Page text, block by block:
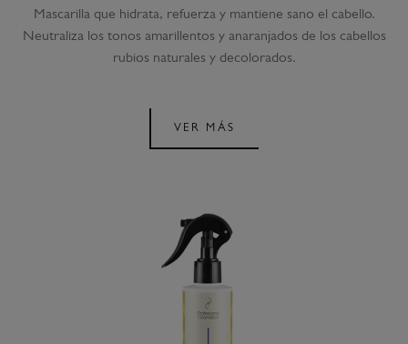
Mascarilla que hidrata, refuerza y mantiene sano el cabello.
Neutraliza los tonos amarillentos y anaranjados de los cabellos
rubios naturales y decolorados.
VER MÁS